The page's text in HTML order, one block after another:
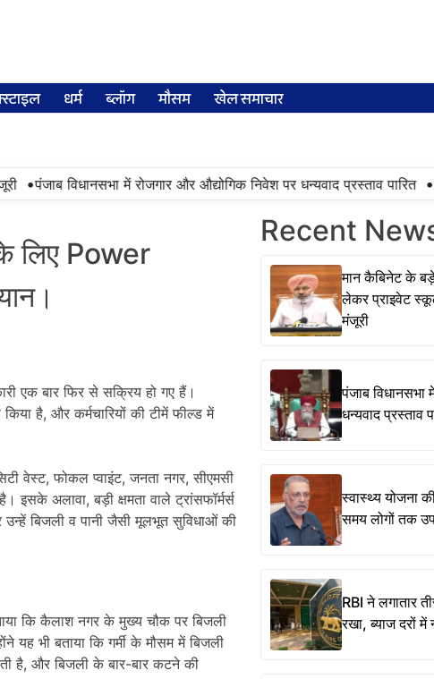
धर्म ब्लॉग मौसम खेल समाचार
• पंजाब विधानसभा में रोजगार और औद्योगिक निवेश पर धन्यवाद प्रस्ताव पारित •
के लिए Power
एक बार फिर से सक्रिय हो गए हैं।
है, और कर्मचारियों की टीमें फील्ड में
वेस्ट, फोकल प्वाइंट, जनता नगर, सीएमसी
इसके अलावा, बड़ी क्षमता वाले ट्रांसफॉर्मर्स
उन्हें बिजली व पानी जैसी मूलभूत सुविधाओं की
कि कैलाश नगर के मुख्य चौक पर बिजली
यह भी बताया कि गर्मी के मौसम में बिजली
है, और बिजली के बार-बार कटने की
Recent
मान कैबिनेट के
लेकर प्राइवेट
मंजूरी
पंजाब विधानसभा
धन्यवाद प्रस्ताव
स्वास्थ्य योजना
समय लोगों तक
RBI ने लगातार
रखा, ब्याज दरों में